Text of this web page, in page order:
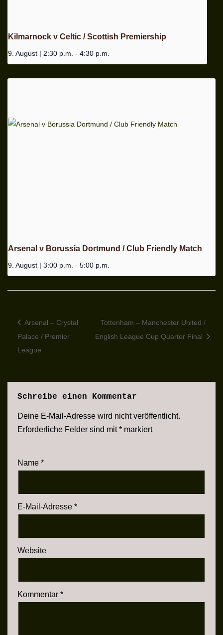
Kilmarnock v Celtic / Scottish Premiership
9. August | 2:30 p.m. - 4:30 p.m.
Arsenal v Borussia Dortmund / Club Friendly Match
9. August | 3:00 p.m. - 5:00 p.m.
Arsenal – Crystal
Palace / Premier
League
Tottenham – Manchester United /
English League Cup Quarter Final
Schreibe einen Kommentar
Deine E-Mail-Adresse wird nicht veröffentlicht.
Erforderliche Felder sind mit* markiert
Name *
E-Mail-Adresse *
Website
Kommentar *